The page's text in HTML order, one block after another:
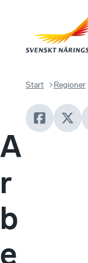
Start Regioner
A
r
b
e